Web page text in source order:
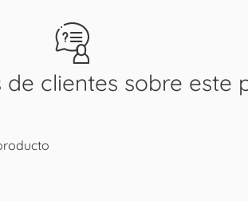
de clientes sobre este